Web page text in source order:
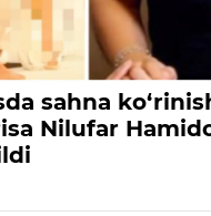
sahna
Nilufar